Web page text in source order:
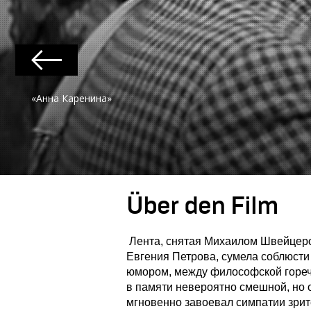
«Анна Каренина»
Über den Film
Лента, снятая Михаилом
Евгения Петрова, сумела
юмором, между философской
в памяти невероятно смешной, но
мгновенно завоевал симпатии